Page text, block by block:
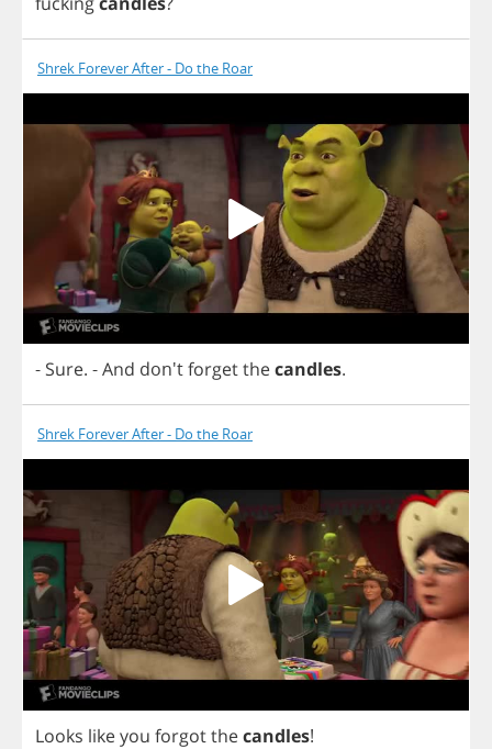
Shrek Forever After - Do the Roar
- Sure. -And don'tforgetthecandles.
Shrek Forever After - Do the Roar
Looks likeyou forgotthecandles!